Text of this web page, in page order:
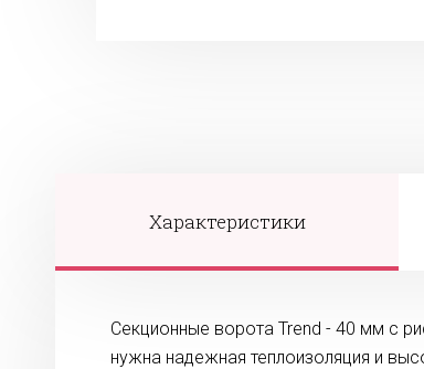
Характеристики
Секционные ворота Trend - 40 мм с
нужна надежная теплоизоляция и